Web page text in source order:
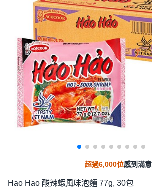
超過6,000位感到滿意
Hao Hao 酸辣蝦風味泡麵 77g, 30包